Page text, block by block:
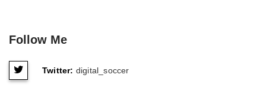
Follow Me
Twitter: digital_soccer